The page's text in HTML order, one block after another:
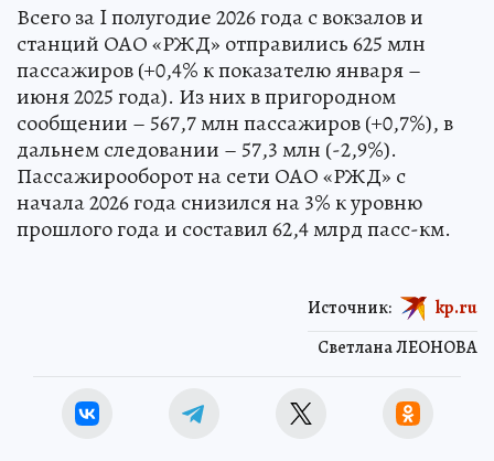
Всего за I полугодие 2026 года с вокзалов и
станций ОАО «РЖД» отправились 625 млн
пассажиров (+0,4% к показателю января –
июня 2025 года). Из них в пригородном
сообщении – 567,7 млн пассажиров (+0,7%), в
дальнем следовании – 57,3 млн (-2,9%).
Пассажирооборот на сети ОАО «РЖД» с
начала 2026 года снизился на 3% к уровню
прошлого года и составил 62,4 млрд пасс-км.
Светлана ЛЕОНОВА
Источник: kp.ru